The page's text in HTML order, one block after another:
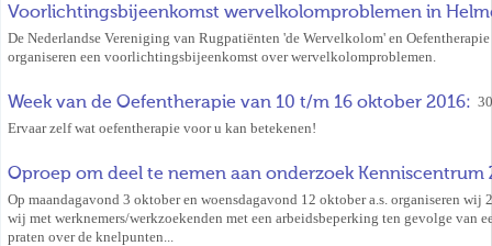
Voorlichtingsbijeenkomst wervelkolomproblemen in
De Nederlandse Vereniging van Rugpatiënten 'de Wervelkolom' en
organiseren een voorlichtingsbijeenkomst over wervelkolomproblemen.
Week van de Oefentherapie van 10 t/m 16 oktober 2016:
Ervaar zelf wat oefentherapie voor u kan betekenen!
Oproep om deel te nemen aan onderzoek Kenniscentrum
Op maandagavond 3 oktober en woensdagavond 12 oktober a.s. organiseren wij
wij met werknemers/werkzoekenden met een arbeidsbeperking ten gevolge van
praten over de knelpunten...